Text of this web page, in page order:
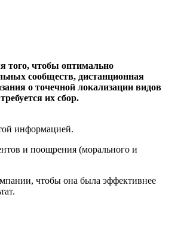
того, чтобы оптимально
сообществ, дистанционная
о точечной локализации видов
их сбор.
информацией.
и поощрения (морального и
чтобы она была эффективнее